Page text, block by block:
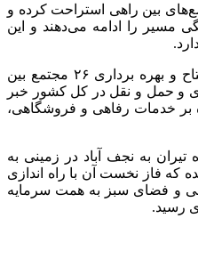
بین راهی استراحت کرده و
مسیر را ادامه می‌دهند و این
وی در این مراسم همچنین به افتتاح و بهره برداری ۲۶ مجتمع بین
و حمل و نقل در کل کشور خبر
بر خدمات رفاهی و فروشگاهی،
به نجف آباد در زمینی به
شده که فاز نخست آن با راه اندازی
و فضای سبز به همت سرمایه
رسید.